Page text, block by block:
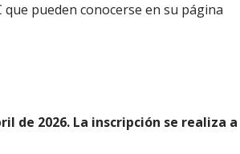
que pueden conocerse en su página
de 2026. La inscripción se realiza a